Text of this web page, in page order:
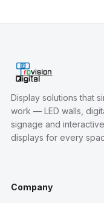
Display solutions that
work — LED walls,
signage and interactive
displays for every
Company